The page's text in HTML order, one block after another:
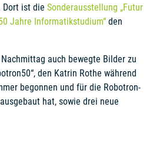
Dort ist die Sonderausstellung „Futur
Jahre Informatikstudium“ den
auch bewegte Bilder zu
den Katrin Rothe während
begonnen und für die Robotron-
hat, sowie drei neue